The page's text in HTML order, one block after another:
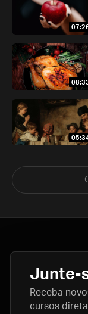
Junte-
Receba
cursos